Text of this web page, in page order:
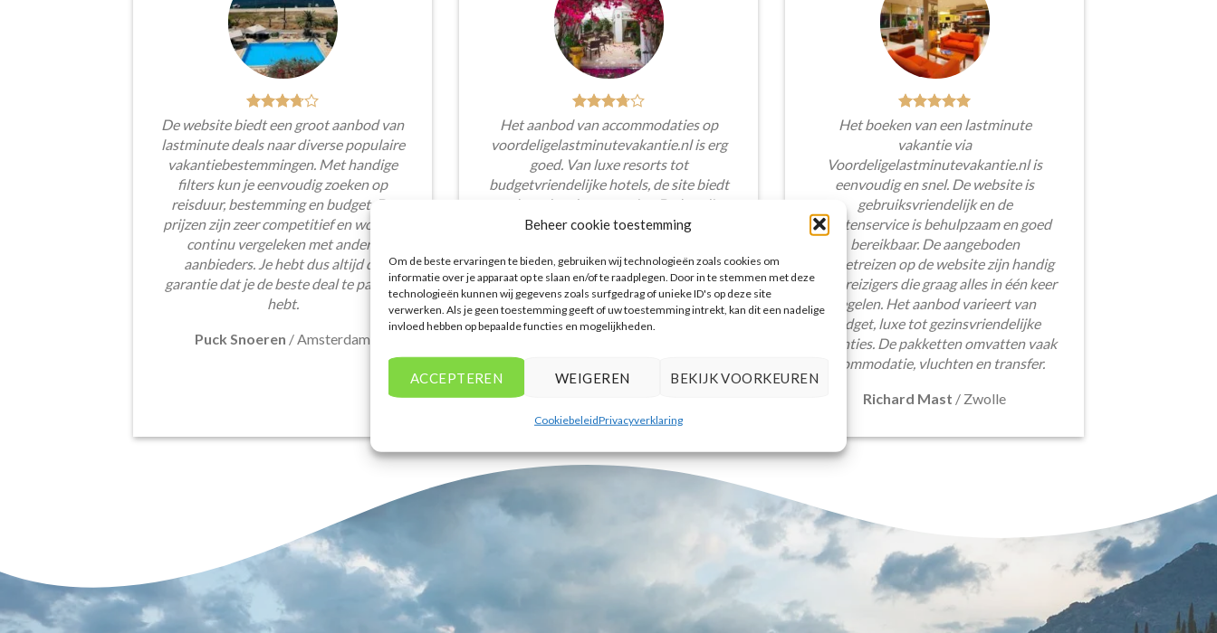
Beheer cookie toestemming
Om de beste ervaringen te bieden, gebruiken wij technologieën zoals cookies om
informatie over je apparaat op te slaan en/of te raadplegen. Door in te stemmen met deze
technologieën kunnen wij gegevens zoals surfgedrag of unieke ID's op deze site
verwerken. Als je geen toestemming geeft of uw toestemming intrekt, kan dit een nadelige
invloed hebben op bepaalde functies en mogelijkheden.
ACCEPTEREN WEIGEREN BEKIJK VOORKEUREN
CookiebeleidPrivacyverklaring
De website biedt een groot aanbod van
lastminute deals naar diverse populaire
vakantiebestemmingen. Met handige
filters kun je eenvoudig zoeken op
reisduur, bestemming en budget. De
prijzen zijn zeer competitief en worden
continu vergeleken met andere
aanbieders. Je hebt dus altijd de
garantie dat je de beste deal te pakken
hebt.
Puck Snoeren / Amsterdam
Het aanbod van accommodaties op
voordeligelastminutevakantie.nl is erg
goed. Van luxe resorts tot
budgetvriendelijke hotels, de site biedt
een breed scala aan opties. De handige
zoekfilters maakten het eenvoudig om
aansluiten bij mijn voorkeuren en
budget.
Tim Beukers/Tilburg
Het boeken van een lastminute
vakantie via
Voordeligelastminutevakantie.nl is
eenvoudig en snel. De website is
gebruiksvriendelijk en de
klantenservice is behulpzaam en goed
bereikbaar. De aangeboden
pakketreizen op de website zijn handig
voor reizigers die graag alles in één keer
regelen. Het aanbod varieert van
budget, luxe tot gezinsvriendelijke
vakanties. De pakketten omvatten vaak
accommodatie, vluchten en transfer.
Richard Mast / Zwolle